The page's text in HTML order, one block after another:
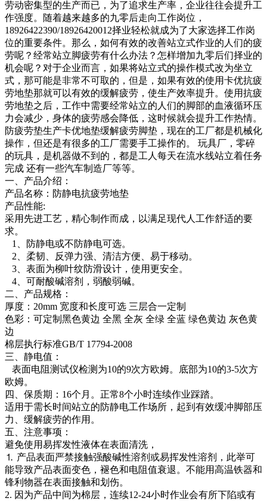
劳动密集型的生产而已，为了追求生产率，企业往往会提升工
作强度。随着越来越多的九零后走向工作岗位，
18926422390/18926420012择业轻松就成为了大家选择工作岗
位的重要条件。那么，如何有效的改善站立式作业的人们的疲
劳呢？经常站立脚疲劳有什么办法？怎样增加九零后们择业的
机会呢？对于企业而言，如果将站立式的操作模式改为坐立
式，那可能是非常不可取的，但是，如果有效的使用卡优抗疲
劳地垫那就可以有效的缓解疲劳，使生产效率提升。使用抗疲
劳地垫之后，工作中需要经常站立的人们的脚部的血液循环压
力会减少，身体的疲劳感会降低，这时候就会提升工作热情。
防疲劳垫生产卡优地垫缓解疲劳脚垫，现在的工厂都是机械化
操作，但还是有很多的工厂需要手工操作的。 玩具厂，零碎
的玩具，是机器做不到的，都是工人每天在流水线站立着任务
完成 还有一些汽车制造厂等等。
一、产品介绍：
产品名称：防静电抗疲劳地垫
产品性能:
采用先进工艺，精心制作而成，以满足现代人工作舒适的要
求。
1、防静电或不防静电可选。
2、柔韧、反弹力强、清洁方便、易于移动。
3、表面为柳叶纹防滑设计，使用更安全。
4、可耐酸碱溶剂，弱酸弱碱。
二、产品规格：
厚度：20mm 宽度和长度可选 三层合一定制
色彩：可定制黑色黄边 全黑 全灰 全绿 全蓝 绿色黄边 灰色黄
边
棉层执行标准GB/T 17794-2008
三、静电值：
表面电阻测试仪检测为10的9次方欧姆。底部为10的3-5次方
欧姆。
四、保质期：16个月。正常8个小时连续作业踩踏。
适用于需长时间站立的防静电工作场所，起到有效缓冲脚部压
力、缓解疲劳的作用。
五、注意事项：
避免使用易挥发性液体在表面清洗，
⒈ 产品表面严禁接触强酸碱性溶剂或易挥发性溶剂，此举可
能导致产品表面变色，褪色和电阻值衰退。不能用高温铁器和
锋利物器在表面接触和划伤。
2. 因为产品中间为棉层，连续12-24小时作业会有所下陷或有